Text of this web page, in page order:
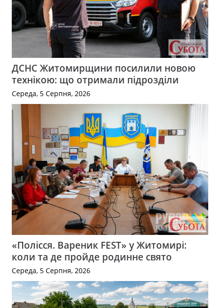
ДСНС Житомирщини посилили новою
технікою: що отримали підрозділи
Середа, 5 Серпня, 2026
«Полісся. Вареник FEST» у Житомирі:
коли та де пройде родинне свято
Середа, 5 Серпня, 2026